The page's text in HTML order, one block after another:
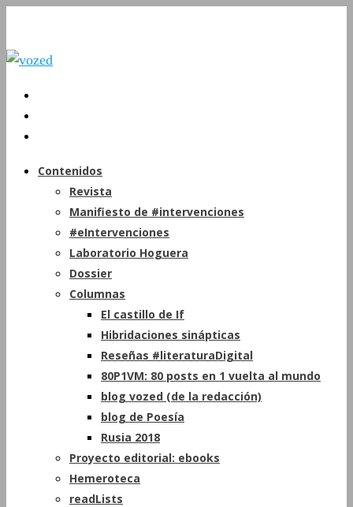
Contenidos
Revista
Manifiesto de #intervenciones
#eIntervenciones
Laboratorio Hoguera
Dossier
Columnas
El castillo de If
Hibridaciones sinápticas
Reseñas #literaturaDigital
80P1VM: 80 posts en 1 vuelta al mundo
blog vozed (de la redacción)
blog de Poesía
Rusia 2018
Proyecto editorial: ebooks
Hemeroteca
readLists